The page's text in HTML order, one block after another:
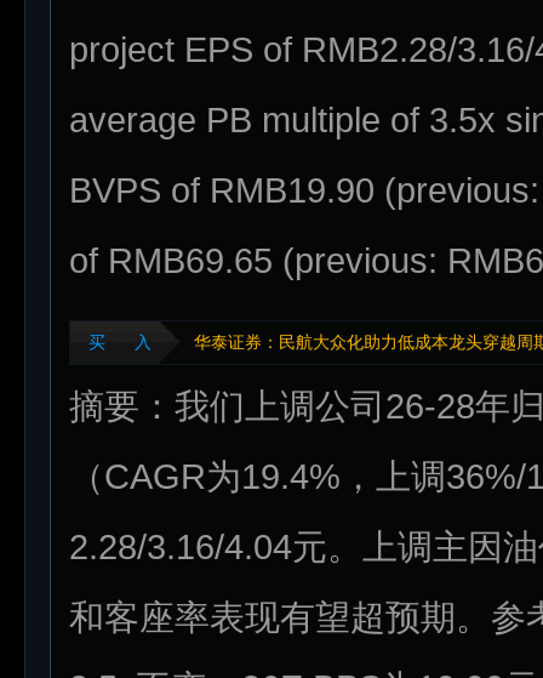
project EPS of RMB2.28/
average PB multiple of 3.5x
BVPS of RMB19.90
of RMB69.65 (previous:
买 入 华泰证券：民航大众化助力低成本龙头穿越周
摘要：我们上调公司26-28年
（CAGR为19.4%，上调
2.28/3.16/4.04元。上调主因
和客座率表现有望超预期。